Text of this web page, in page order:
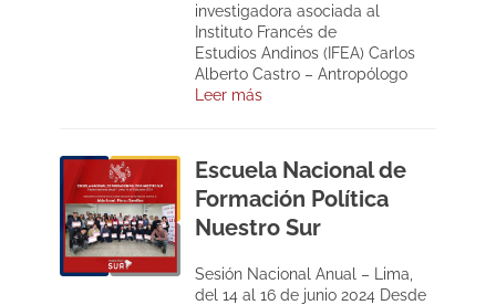
investigadora asociada al
Instituto Francés de
Estudios Andinos (IFEA) Carlos
Alberto Castro – Antropólogo
Leer más
Escuela Nacional de
Formación Política
Nuestro Sur
Sesión Nacional Anual – Lima,
del 14 al 16 de junio 2024 Desde